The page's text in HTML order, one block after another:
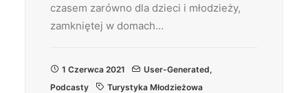
czasem zarówno dla dzieci i młodzieży,
zamkniętej w domach…
1 Czerwca 2021 User-Generated,
Podcasty
Turystyka Młodzieżowa